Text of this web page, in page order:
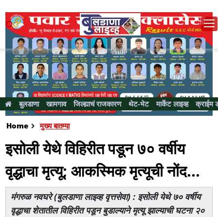
बुलडाणा खामगाव जिल्ह्याचं राजकारण थेट-भेट मार्केट लाइव्ह क्राईम
Home मुख्य बातम्या
इसोली येथे विहिरीत पडून ७० वर्षीय
वृद्धाचा मृत्यू; आकस्मिक मृत्यूची नोंद...
मंगरुळ नवघरे (बुलडाणा लाइव्ह वृत्तसेवा) : इसोली येथे ७० वर्षीय
वृद्धाचा शेतातील विहिरीत पडून बुडाल्याने मृत्यू झाल्याची घटना २०